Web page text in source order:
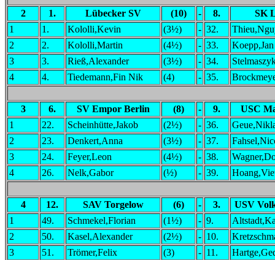
2 1. Lübecker SV (10) - 8.
SK
1
1. Kololli,Kevin (3½) - 32.
2
2. Kololli,Martin (4½) - 33.
Koepp,Jan
3
3. Rieß,Alexander (3½) - 34.
4
4. Tiedemann,Fin Nik (4) - 35.
3 6. SV Empor Berlin (8) - 9.
USC
1
22. Scheinhütte,Jakob (2½) - 36.
2
23. Denkert,Anna (3½) - 37.
3
24. Feyer,Leon (4½) - 38.
4
26. Nelk,Gabor (½) - 39.
4 12. SAV Torgelow (6) - 3.
USV
1
49. Schmekel,Florian (1½) - 9.
2
50. Kasel,Alexander (2½) - 10.
3
51. Trömer,Felix (3) - 11.